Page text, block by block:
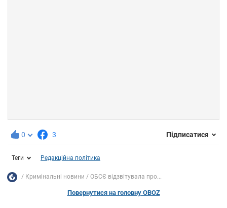
0 3 Підписатися
Теги Редакційна політика
Кримінальні новини ОБСЄ відзвітувала про...
Повернутися на головну OBOZ